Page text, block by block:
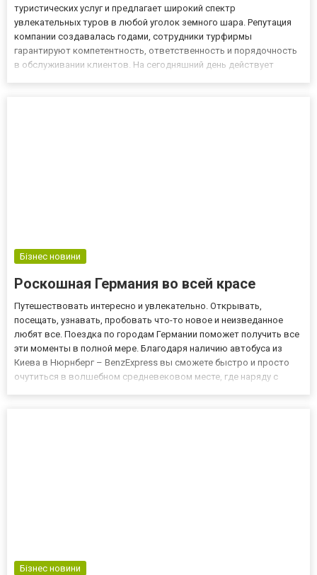
туристических услуг и предлагает широкий спектр
увлекательных туров в любой уголок земного шара. Репутация
компании создавалась годами, сотрудники турфирмы
гарантируют компетентность, ответственность и порядочность
в обслуживании клиентов. На сегодняшний день действует
Бізнес новини
Роскошная Германия во всей красе
Путешествовать интересно и увлекательно. Открывать,
посещать, узнавать, пробовать что-то новое и неизведанное
любят все. Поездка по городам Германии поможет получить все
эти моменты в полной мере. Благодаря наличию автобуса из
Киева в Нюрнберг – BenzExpress вы сможете быстро и просто
очутиться в волшебном средневековом месте, где наряду с
Бізнес новини